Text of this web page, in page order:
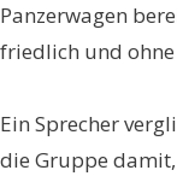
Panzerwagen
friedlich und
Ein Sprecher
die Gruppe